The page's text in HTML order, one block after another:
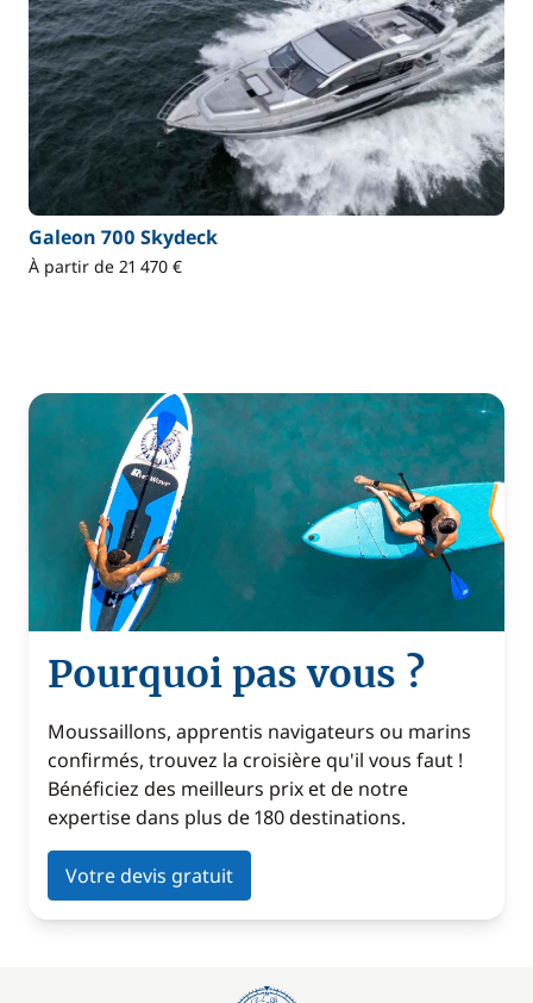
Galeon 700 Skydeck
À partir de 21 470 €
Pourquoi pas vous ?
Moussaillons, apprentis navigateurs ou marins
confirmés, trouvez la croisière qu'il vous faut !
Bénéficiez des meilleurs prix et de notre
expertise dans plus de 180 destinations.
Votre devis gratuit